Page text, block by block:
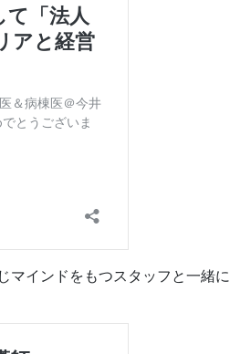
マインドをもつスタッフと一緒に